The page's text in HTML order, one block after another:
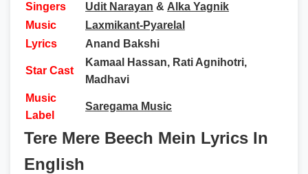
Singers
Udit Narayan & Alka Yagnik
Music
Laxmikant-Pyarelal
Lyrics
Anand Bakshi
Star Cast
Kamaal Hassan, Rati Agnihotri,
Madhavi
Music
Label
Saregama Music
Tere Mere Beech Mein Lyrics In
English